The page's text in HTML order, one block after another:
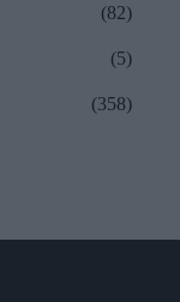
(82)
(5)
(358)